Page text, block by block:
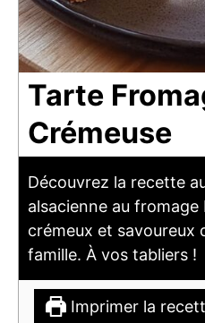
Tarte
Crémeuse
Découvrez la recette
alsacienne au
crémeux et savoureux
famille. À vos tabliers !
Imprimer la